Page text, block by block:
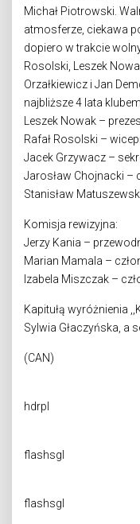
Michał Piotrowski.
atmosferze, ciekawa
dopiero w trakcie
Rosolski, Leszek
Orzałkiewicz i Jan
najbliższe 4 lata
Leszek Nowak – prezes
Rafał Rosolski –
Jacek Grzywacz –
Jarosław Chojnacki –
Stanisław
Komisja rewizyjna:
Jerzy Kania –
Marian Mamala –
Izabela Miszczak –
Kapitułą wyróżnienia
Sylwia Głaczyńska, a
(CAN)
hdrpl
flashsgl
flashsgl